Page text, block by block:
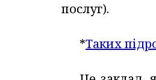
послуг).
*Таких